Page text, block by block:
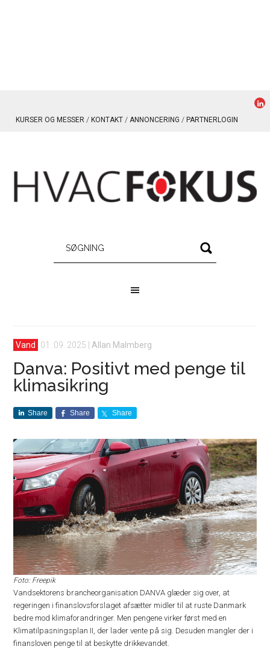
KURSER OG MESSER KONTAKT ANNONCERING PARTNERLOGIN
Vand 01. 09. 2025 Allan Malmberg
Danva: Positivt med penge til
klimasikring
Share Share Share
Foto: Freepik
Vandsektorens brancheorganisation DANVA glæder sig over, at
regeringen i finanslovsforslaget afsætter midler til at ruste Danmark
bedre mod klimaforandringer. Men pengene virker først med en
Klimatilpasningsplan II, der lader vente på sig. Desuden mangler der i
finansloven penge til at beskytte drikkevandet.